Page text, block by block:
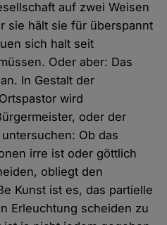
auf zwei Weisen
sie hält sie für überspannt
sich halt seit
Oder aber: Das
In Gestalt der
wird
oder der
Ob das
irre ist oder göttlich
obliegt den
Kunst ist es, das partielle
Erleuchtung scheiden zu